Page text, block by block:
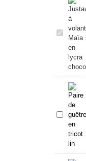
volants
Maïa
lycra
Paire
de
guêtres
tricot